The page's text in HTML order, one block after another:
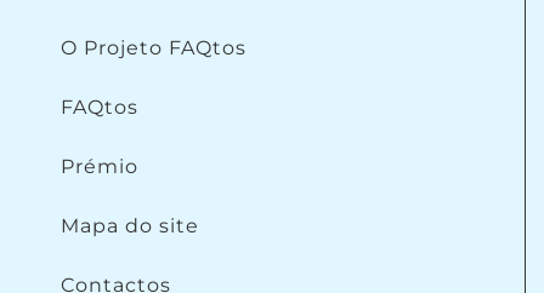
O Projeto FAQtos
FAQtos
Prémio
Mapa do site
Contactos